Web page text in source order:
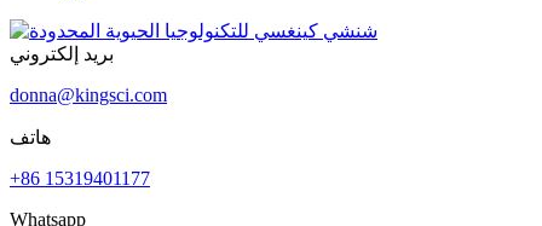
بريد إلكتروني
donna@kingsci.com
هاتف
+86 15319401177
Whatsapp